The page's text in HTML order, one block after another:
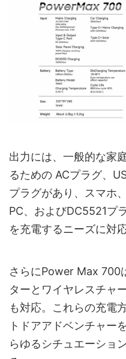
出力には、一般的な家
るための ACプラグ、
プラグがあり、スマホ
PC、およびDC5521プ
を充電するニーズに対応
さらにPower Max 700
ターとワイヤレスチャ
も対応。これらの充電
トドアアドベンチャー
らゆるシチュエーショ